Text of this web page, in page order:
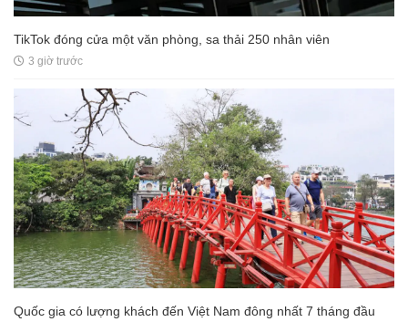
TikTok đóng cửa một văn phòng, sa thải 250 nhân viên
3 giờ trước
Quốc gia có lượng khách đến Việt Nam đông nhất 7 tháng đầu